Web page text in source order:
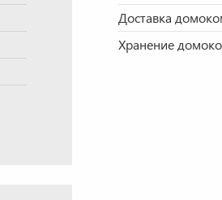
Доставка
Хранение